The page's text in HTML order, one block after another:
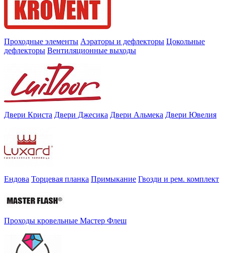
Проходные элементы Аэраторы и дефлекторы Цокольные
дефлекторы Вентиляционные выходы
Двери Криста Двери Джесика Двери Альмека Двери Ювелия
Ендова Торцевая планка Примыкание Гвозди и рем. комплект
Проходы кровельные Мастер Флеш